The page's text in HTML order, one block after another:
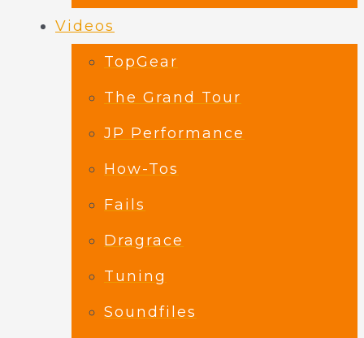
Videos
TopGear
The Grand Tour
JP Performance
How-Tos
Fails
Dragrace
Tuning
Soundfiles